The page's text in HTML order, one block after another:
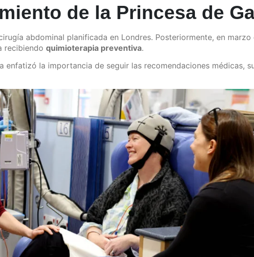
de la Princesa de
abdominal planificada en Londres. Posteriormente, en
recibiendo quimioterapia preventiva.
la importancia de seguir las recomendaciones médicas,